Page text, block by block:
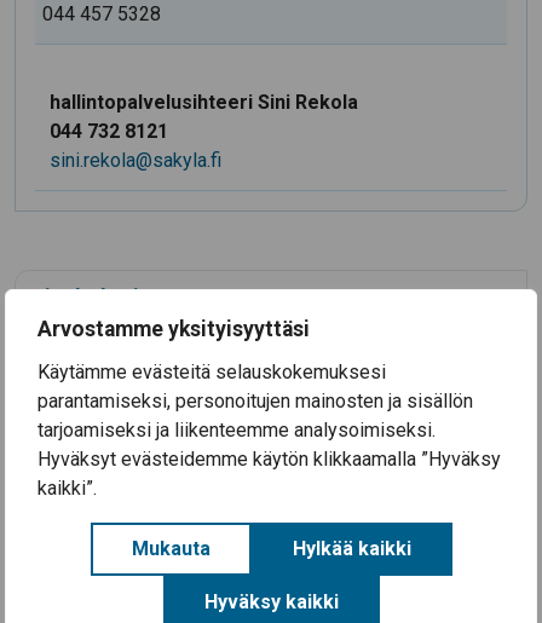
Arvostamme yksityisyyttäsi
Käytämme evästeitä selauskokemuksesi
parantamiseksi, personoitujen mainosten ja sisällön
tarjoamiseksi ja liikenteemme analysoimiseksi.
Hyväksyt evästeidemme käytön klikkaamalla ”Hyväksy
kaikki”.
Mukauta Hylkää kaikki
Hyväksy kaikki
044 457 5328
hallintopalvelusihteeri Sini Rekola
044 732 8121
sini.rekola@sakyla.fi
Ajankohtaista
Koulutyö alkaa Säkylän kouluissa ke 12.8.2026
28.7.2026
Säkylän Taiteiden yö 2026
14.7.2026
Säkylässä (EU-ruokakortteja)
Kaikki uutiset